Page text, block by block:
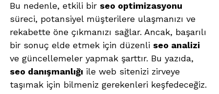
Bu nedenle, etkili bir seo optimizasyonu
süreci, potansiyel müşterilere ulaşmanızı ve
rekabette öne çıkmanızı sağlar. Ancak, başarılı
bir sonuç elde etmek için düzenli seo analizi
ve güncellemeler yapmak şarttır. Bu yazıda,
seo danışmanlığı ile web sitenizi zirveye
taşımak için bilmeniz gerekenleri keşfedeceğiz.